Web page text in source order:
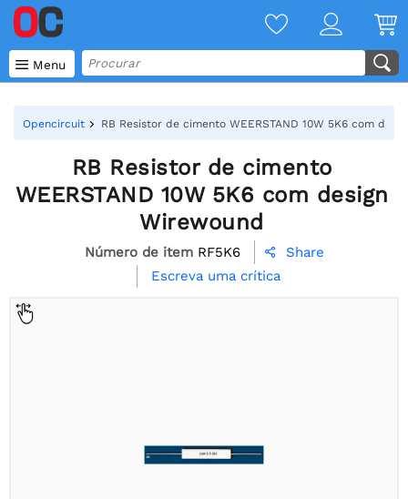
 Menu
Opencircuit RB Resistor de cimento WEERSTAND 10W 5K6 com
RB Resistor de cimento
WEERSTAND 10W 5K6 com design
Wirewound
Número de item RF5K6 
Share
Escreva uma crítica